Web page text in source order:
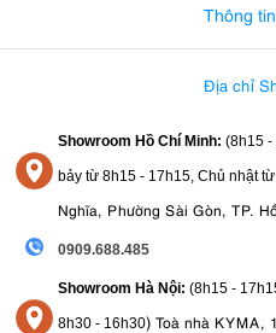
Thông
Địa chỉ
Showroom Hồ Chí Minh: (8h15
bảy từ 8h15 - 17h15, Chủ nhật
Nghĩa, Phường Sài Gòn, TP.
0909.688.485
Showroom Hà Nội: (8h15 -
8h30 - 16h30) Toà nhà KYMA,